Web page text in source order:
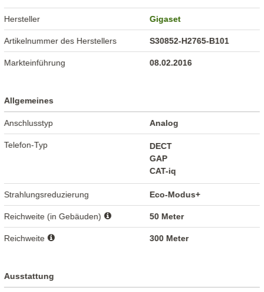
Hersteller Gigaset
Artikelnummer des Herstellers S30852-H2765-B101
Markteinführung 08.02.2016
Allgemeines
Anschlusstyp Analog
Telefon-Typ
DECT
GAP
CAT-iq
Strahlungsreduzierung Eco-Modus+
Reichweite (in Gebäuden) 50 Meter
Reichweite 300 Meter
Ausstattung